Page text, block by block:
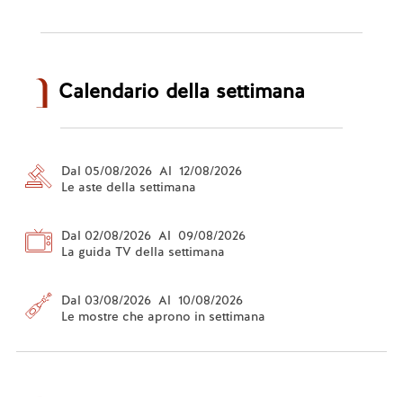
Calendario della settimana
Dal 05/08/2026 Al 12/08/2026
Le aste della settimana
Dal 02/08/2026 Al 09/08/2026
La guida TV della settimana
Dal 03/08/2026 Al 10/08/2026
Le mostre che aprono in settimana